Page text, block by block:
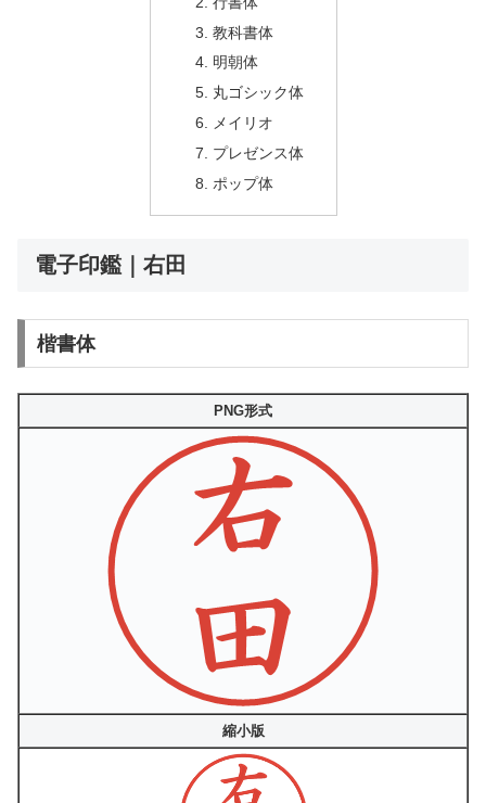
教科書体
明朝体
丸ゴシック体
メイリオ
プレゼンス体
ポップ体
電子印鑑｜右田
楷書体
PNG形式
縮小版